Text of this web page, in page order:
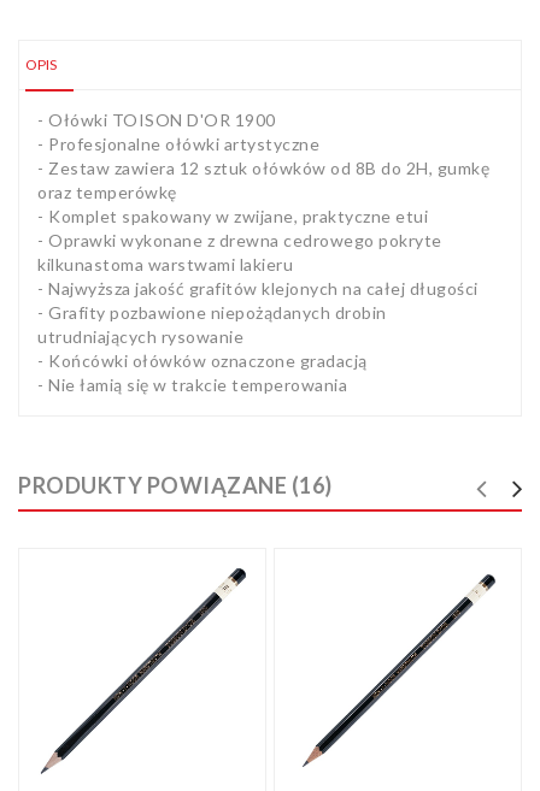
OPIS
- Ołówki TOISON D'OR 1900
- Profesjonalne ołówki artystyczne
- Zestaw zawiera 12 sztuk ołówków od 8B do 2H, gumkę
oraz temperówkę
- Komplet spakowany w zwijane, praktyczne etui
- Oprawki wykonane z drewna cedrowego pokryte
kilkunastoma warstwami lakieru
- Najwyższa jakość grafitów klejonych na całej długości
- Grafity pozbawione niepożądanych drobin
utrudniających rysowanie
- Końcówki ołówków oznaczone gradacją
- Nie łamią się w trakcie temperowania
PRODUKTY POWIĄZANE (16)